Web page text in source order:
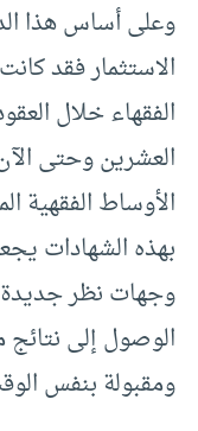
وعلى أساس هذا
الاستثمار فقد
الفقهاء خلال
العشرين وحتى
الأوساط الفقهية
بهذه الشهادات
وجهات نظر
الوصول إلى نتائج
ومقبولة بنفس